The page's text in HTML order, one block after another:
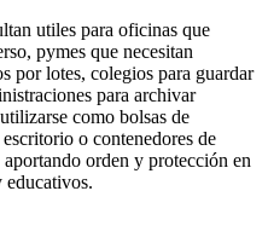
utiles para oficinas que
pymes que necesitan
por lotes, colegios para guardar
para archivar
como bolsas de
o contenedores de
orden y protección en
educativos.